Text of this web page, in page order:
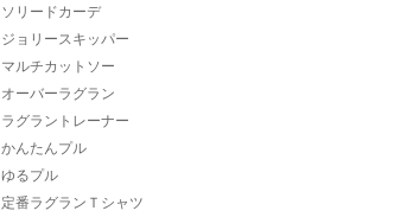
ソリードカーデ
ジョリースキッパー
マルチカットソー
オーバーラグラン
ラグラントレーナー
かんたんプル
ゆるプル
定番ラグランＴシャツ